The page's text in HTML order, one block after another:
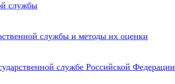
службы
службы и методы их оценки
службе Российской Федерации